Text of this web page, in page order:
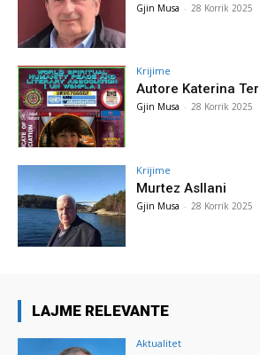
Gjin Musa - 28 Korrik 2025
Krijime
Autore Katerina
Gjin Musa - 28 Korrik 2025
Krijime
Murtez Asllani
Gjin Musa - 28 Korrik 2025
LAJME RELEVANTE
Aktualitet